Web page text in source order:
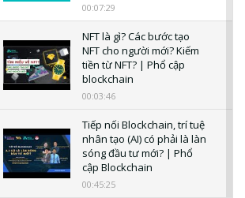
00:07:29
NFT là gì? Các bước tạo
NFT cho người mới? Kiếm
tiền từ NFT? | Phổ cập
blockchain
00:03:46
Tiếp nối Blockchain, trí tuệ
nhân tạo (AI) có phải là làn
sóng đầu tư mới? | Phổ
cập Blockchain
00:45:25